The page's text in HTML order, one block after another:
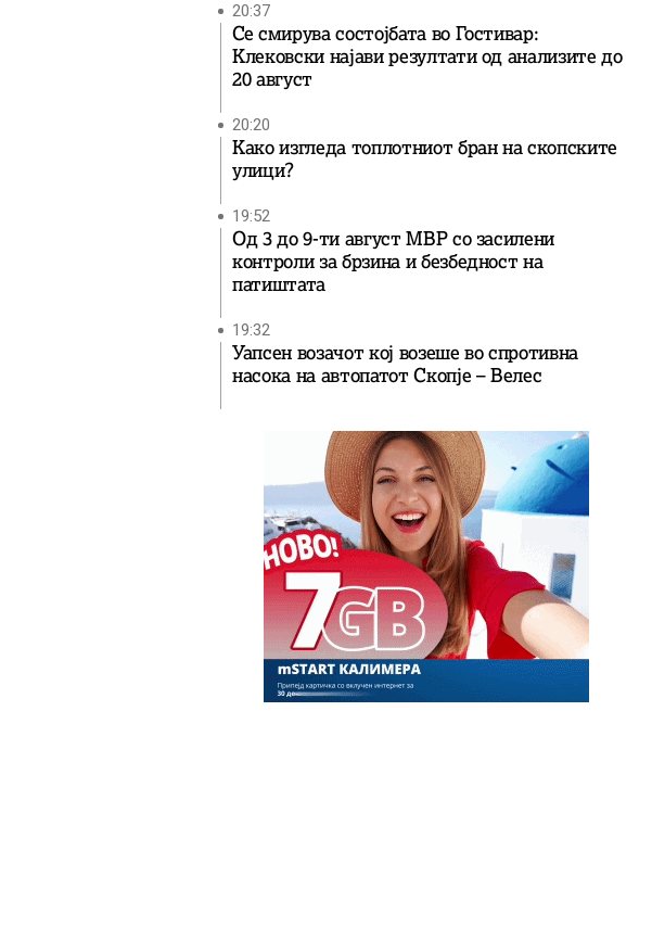
20:37
Се смирува состојбата во Гостивар:
Клековски најави резултати од анализите до
20 август
20:20
Како изгледа топлотниот бран на скопските
улици?
19:52
Од 3 до 9-ти август МВР со засилени
контроли за брзина и безбедност на
патиштата
19:32
Уапсен возачот кој возеше во спротивна
насока на автопатот Скопје – Велес